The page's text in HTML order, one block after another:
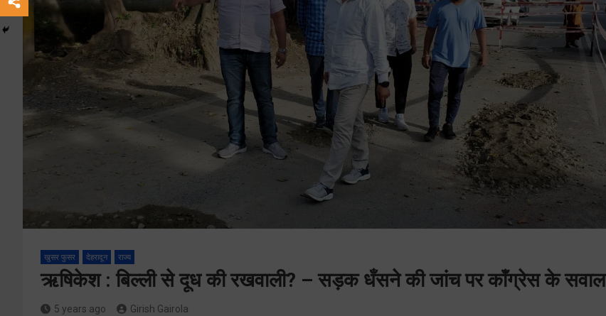
खुसर फुसर देहरादून राज्य
ऋषिकेश : बिल्ली से दूध की रखवाली? – सड़क धँसने की जांच पर कॉंग्रेस के सवाल
5 years ago Girish Gairola